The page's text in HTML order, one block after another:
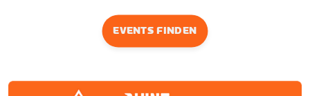
EVENTS FINDEN